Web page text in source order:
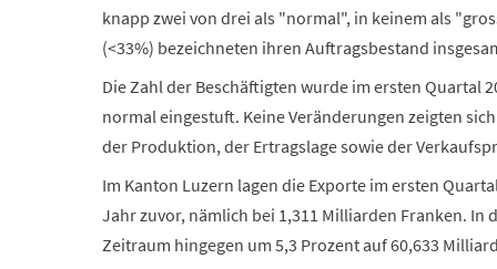
knapp zwei von drei als "normal", in keinem als
(<33%) bezeichneten ihren Auftragsbestand
Die Zahl der Beschäftigten wurde im ersten Quartal
normal eingestuft. Keine Veränderungen zeigten
der Produktion, der Ertragslage sowie der
Im Kanton Luzern lagen die Exporte im ersten
Jahr zuvor, nämlich bei 1,311 Milliarden Franken. In
Zeitraum hingegen um 5,3 Prozent auf 60,633